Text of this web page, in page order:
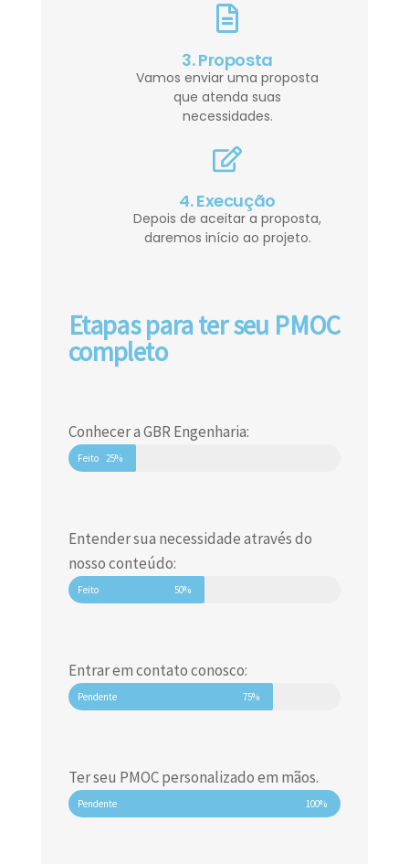
3. Proposta
Vamos enviar uma proposta
que atenda suas
necessidades.
4. Execução
Depois de aceitar a proposta,
daremos início ao projeto.
Etapas para ter seu PMOC
completo
Conhecer a GBR Engenharia:
Feito 25%
Entender sua necessidade através do
nosso conteúdo:
Feito 50%
Entrar em contato conosco:
Pendente 75%
Ter seu PMOC personalizado em mãos.
Pendente 100%